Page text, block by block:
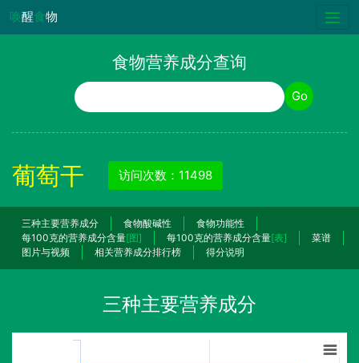
唤醒食物
食物营养成分查询
食物名称 Go
葡萄干 访问次数：11498
三种主要营养成分 食物酸碱性
食物功能性
每100克的营养成分含量[图] 每100克的营养成分含量[表]
菜谱
图片与视频
相关营养成分排行榜 得分说明
三种主要营养成分